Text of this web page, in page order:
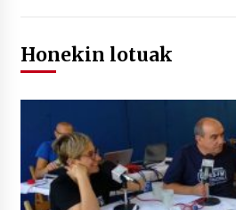
Honekin lotuak